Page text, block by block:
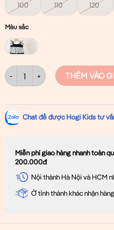
100 110 120
Màu sắc
Áo Cho Bé Gái 2 Dây Họa Tiết
THÊM VÀO
Chat để được Hogi Kids tư
Miễn phí giao hàng nhanh toàn
200.000đ
Nội thành Hà Nội và HCM
Ở tỉnh thành khác nhận